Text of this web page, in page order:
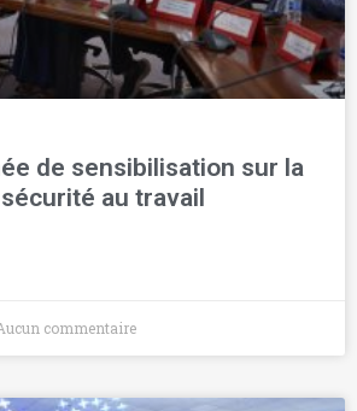
de sensibilisation sur la
au travail
commentaire